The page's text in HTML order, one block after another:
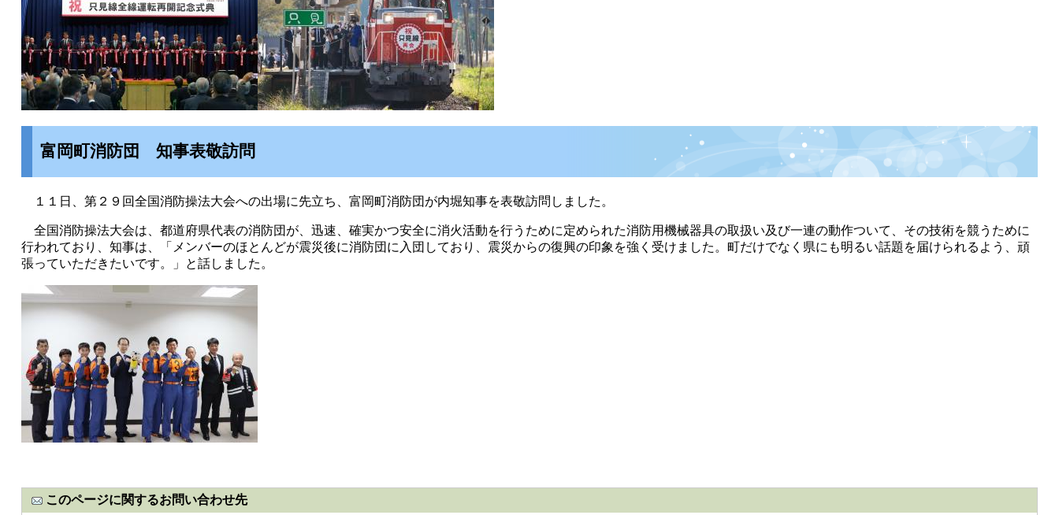
​富岡町消防団 知事表敬訪問
１１日、第２９回全国消防操法大会への出場に先立ち、富岡町消防団が内堀知事を表敬訪問しました。
全国消防操法大会は、都道府県代表の消防団が、迅速、確実かつ安全に消火活動を行うために定められた消防用機械器具の取扱い及び一連の動作ついて、その技術を競うために
行われており、知事は、「メンバーのほとんどが震災後に消防団に入団しており、震災からの復興の印象を強く受けました。町だけでなく県にも明るい話題を届けられるよう、頑
張っていただきたいです。」と話しました。
このページに関するお問い合わせ先